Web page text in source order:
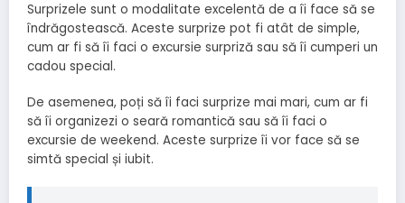
Surprizele sunt o modalitate excelentă de a îi face să se
îndrăgostească. Aceste surprize pot fi atât de simple,
cum ar fi să îi faci o excursie surpriză sau să îi cumperi un
cadou special.
De asemenea, poți să îi faci surprize mai mari, cum ar fi
să îi organizezi o seară romantică sau să îi faci o
excursie de weekend. Aceste surprize îi vor face să se
simtă special și iubit.